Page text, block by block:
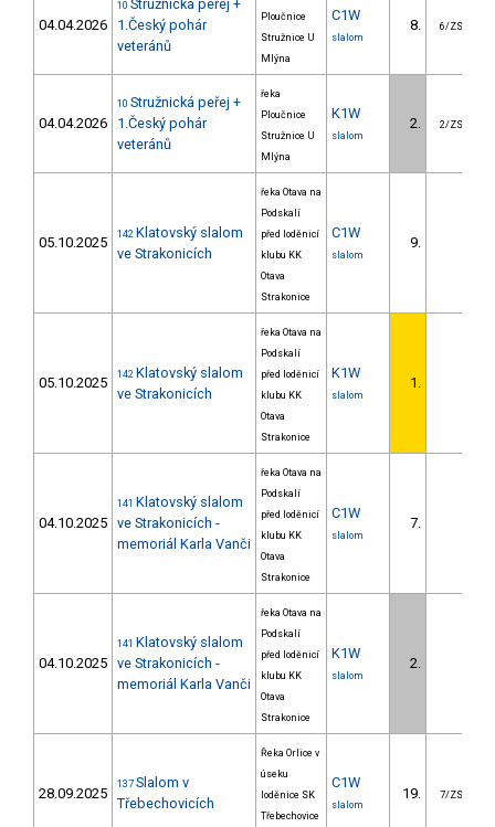
04.04.2026
10 Stružnická peřej +
1.Český pohár
veteránů
Ploučnice
Stružnice U
Mlýna
C1W
slalom
8. 6/ZS
04.04.2026
10 Stružnická peřej +
1.Český pohár
veteránů
řeka
Ploučnice
Stružnice U
Mlýna
K1W
slalom
2. 2/ZS
05.10.2025 142 Klatovský slalom
ve Strakonicích
řeka Otava na
Podskalí
před loděnicí
klubu KK
Otava
Strakonice
C1W
slalom
9.
05.10.2025 142 Klatovský slalom
ve Strakonicích
řeka Otava na
Podskalí
před loděnicí
klubu KK
Otava
Strakonice
K1W
slalom
1.
04.10.2025
141 Klatovský slalom
ve Strakonicích -
memoriál Karla Vanči
řeka Otava na
Podskalí
před loděnicí
klubu KK
Otava
Strakonice
C1W
slalom
7.
04.10.2025
141 Klatovský slalom
ve Strakonicích -
memoriál Karla Vanči
řeka Otava na
Podskalí
před loděnicí
klubu KK
Otava
Strakonice
K1W
slalom
2.
28.09.2025
137 Slalom v
Třebechovicích
Řeka Orlice v
úseku
loděnice SK
Třebechovice
C1W
slalom
19. 7/ZS